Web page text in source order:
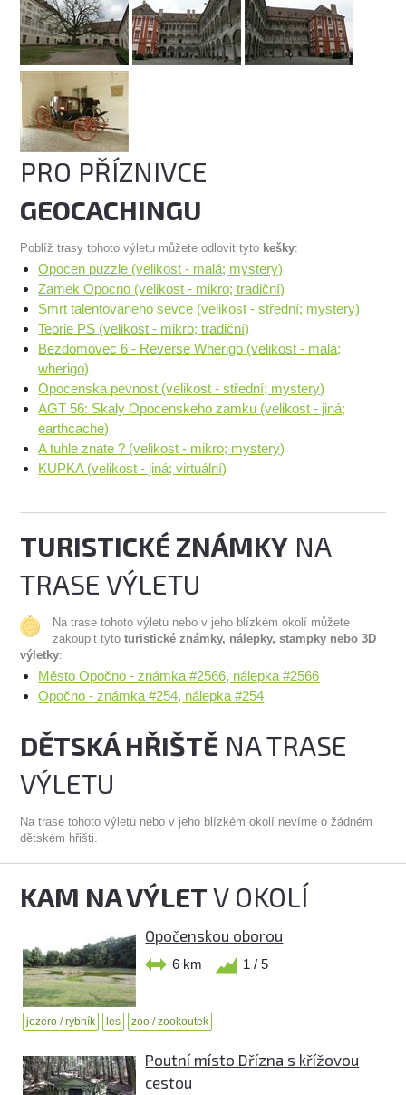
PRO PŘÍZNIVCE
GEOCACHINGU
Poblíž trasy tohoto výletu můžete odlovit tyto kešky:
Opocen puzzle (velikost - malá; mystery)
Zamek Opocno (velikost - mikro; tradiční)
Smrt talentovaneho sevce (velikost - střední; mystery)
Teorie PS (velikost - mikro; tradiční)
Bezdomovec 6 - Reverse Wherigo (velikost - malá;
wherigo)
Opocenska pevnost (velikost - střední; mystery)
AGT 56: Skaly Opocenskeho zamku (velikost - jiná;
earthcache)
A tuhle znate ? (velikost - mikro; mystery)
KUPKA (velikost - jiná; virtuální)
TURISTICKÉ ZNÁMKY NA
TRASE VÝLETU
Na trase tohoto výletu nebo v jeho blízkém okolí můžete
zakoupit tytoturistické známky, nálepky, stampky nebo 3D
výletky:
Město Opočno - známka #2566, nálepka #2566
Opočno - známka #254, nálepka #254
DĚTSKÁ HŘIŠTĚ NA TRASE
VÝLETU
Na trase tohoto výletu nebo v jeho blízkém okolí nevíme o žádném
dětském hřišti.
KAM NA VÝLETV OKOLÍ
Opočenskou oborou
6 km 1 / 5
jezero / rybník les zoo / zookoutek
Poutní místo Dřízna s křížovou
cestou